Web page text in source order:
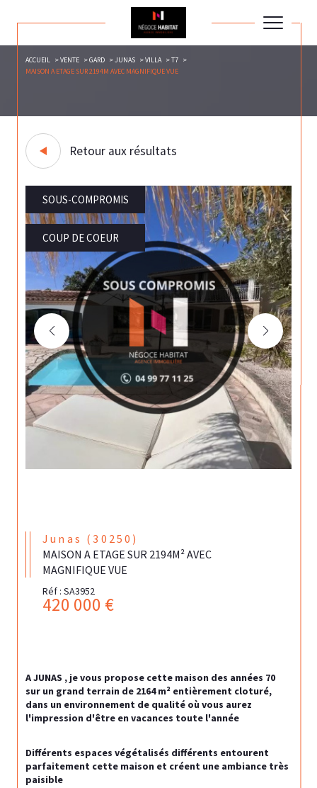
ACCUEIL VENTE GARD JUNAS VILLA
T7
MAISON A ETAGE SUR 2194M AVEC MAGNIFIQUE VUE
Retour aux résultats
SOUS-COMPROMIS
COUP DE COEUR
Junas (30250)
MAISON A ETAGE SUR 2194M² AVEC
MAGNIFIQUE VUE
Réf : SA3952
420 000 €
A JUNAS , je vous propose cette maison des années 70
sur un grand terrain de 2164 m² entièrement cloturé,
dans un environnement de qualité où vous aurez
l'impression d'être en vacances toute l'année
Différents espaces végétalisés différents entourent
parfaitement cette maison et créent une ambiance très
paisible